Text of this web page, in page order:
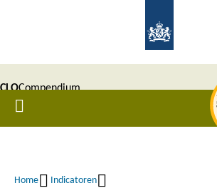
inhoud
gaan
CLOCompendium
voor de
Home
Home Indicatoren